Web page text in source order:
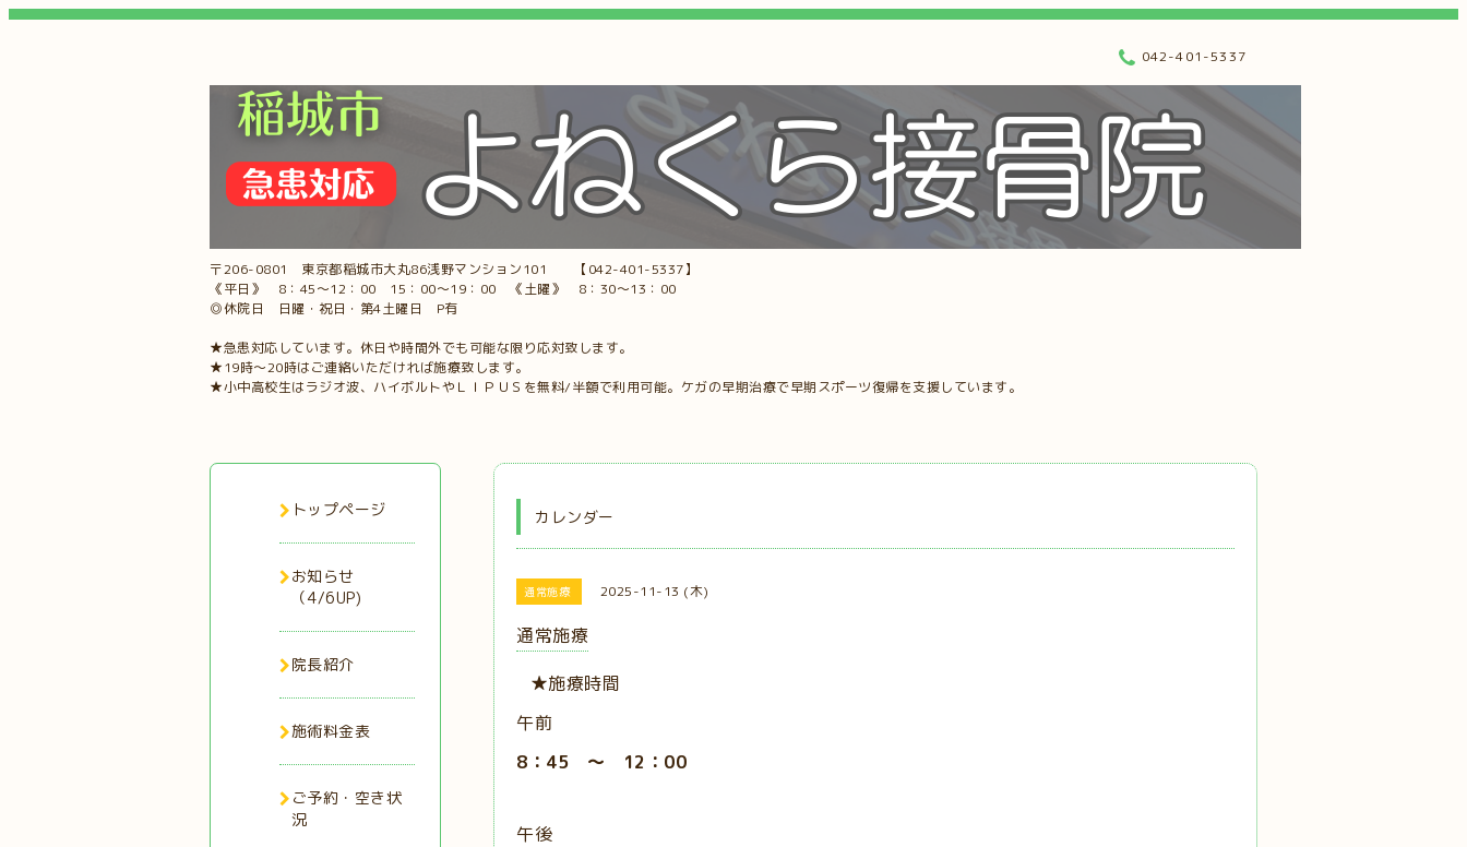
〒206-0801 東京都稲城市大丸86浅野マンション101 【042-401-5337】
《平日》 8：45～12：00 15：00～19：00 《土曜》 8：30～13：00
◎休院日 日曜・祝日・第4土曜日 P有
★急患対応しています。休日や時間外でも可能な限り応対致します。
★19時～20時はご連絡いただければ施療致します。
★小中高校生はラジオ波、ハイボルトやＬＩＰＵＳを無料/半額で利用可能。ケガの早期治療で早期スポーツ復帰を支援しています。
042-401-5337
カレンダー
通常施療 2025-11-13 (木)
通常施療
★施療時間
午前
8：45 ～ 12：00
午後
トップページ
お知らせ
（4/6UP)
院長紹介
施術料金表
ご予約・空き状
況